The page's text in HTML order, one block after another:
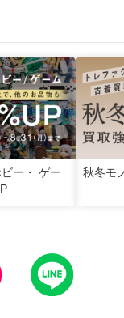
ー・ ゲー
秋冬モ